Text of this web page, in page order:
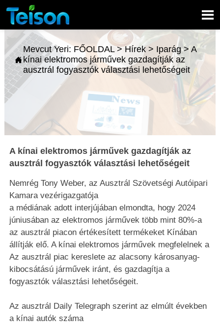


Mevcut Yeri: FŐOLDAL>Hírek> Iparág> A
kínai elektromos járművek gazdagítják az
ausztrál fogyasztók választási lehetőségeit
A kínai elektromos járművek gazdagítják az
ausztrál fogyasztók választási lehetőségeit
Nemrég Tony Weber, az Ausztrál Szövetségi Autóipari
Kamara vezérigazgatója
a médiának adott interjújában elmondta, hogy 2024
júniusában az elektromos járművek több mint 80%-a
az ausztrál piacon értékesített termékeket Kínában
állítják elő. A kínai elektromos járművek megfelelnek a
Az ausztrál piac kereslete az alacsony károsanyag-
kibocsátású járművek iránt, és gazdagítja a
fogyasztók választási lehetőségeit.
Az ausztrál Daily Telegraph szerint az elmúlt években
a kínai autók száma